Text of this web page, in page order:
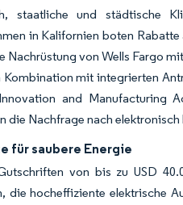
staatliche und städtische
in Kalifornien boten
Nachrüstung von Wells Fargo
mit integrierten
and Manufacturing
die Nachfrage nach
für saubere Energie
von bis zu USD
die hocheffiziente elektrische